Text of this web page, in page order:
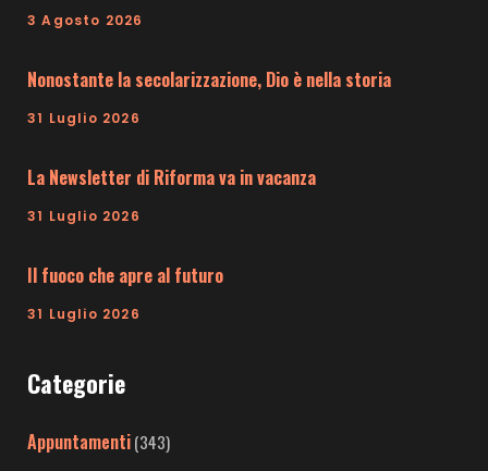
3 Agosto 2026
Nonostante la secolarizzazione, Dio è nella storia
31 Luglio 2026
La Newsletter di Riforma va in vacanza
31 Luglio 2026
Il fuoco che apre al futuro
31 Luglio 2026
Categorie
Appuntamenti(343)